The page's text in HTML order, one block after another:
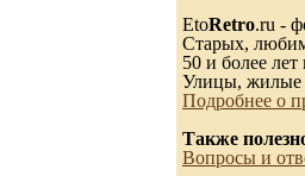
EtoRetro.ru -
Старых,
50 и более лет
Улицы, жилые
Подробнее о
Также
Вопросы и